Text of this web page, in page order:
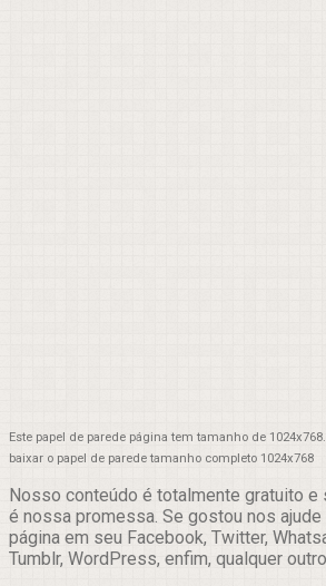
Este papel de parede página tem tamanho de 1024x768.
baixar o papel de parede tamanho completo 1024x768
Nosso conteúdo é totalmente gratuito
é nossa promessa. Se gostou nos
página em seu Facebook, Twitter,
Tumblr, WordPress, enfim, qualquer